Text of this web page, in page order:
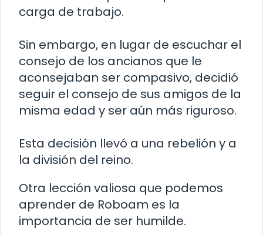
carga de trabajo.
Sin embargo, en lugar de escuchar el
consejo de los ancianos que le
aconsejaban ser compasivo, decidió
seguir el consejo de sus amigos de la
misma edad y ser aún más riguroso.
Esta decisión llevó a una rebelión y a
la división del reino.
Otra lección valiosa que podemos
aprender de Roboam es la
importancia de ser humilde.